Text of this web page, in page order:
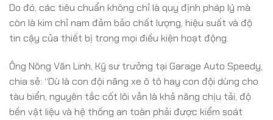
Do đó, các tiêu chuẩn không chỉ là quy định pháp lý mà
còn là kim chỉ nam đảm bảo chất lượng, hiệu suất và độ
tin cậy của thiết bị trong mọi điều kiện hoạt động.
Ông Nông Văn Linh, Kỹ sư trưởng tại Garage Auto Speedy,
chia sẻ: “Dù là con đội nâng xe ô tô hay con đội dùng cho
tàu biển, nguyên tắc cốt lõi vẫn là khả năng chịu tải, độ
bền vật liệu và hệ thống an toàn phải được kiểm soát